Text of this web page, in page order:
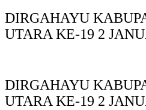
DIRGAHAYU
UTARA KE-19 2
DIRGAHAYU
UTARA KE-19 2